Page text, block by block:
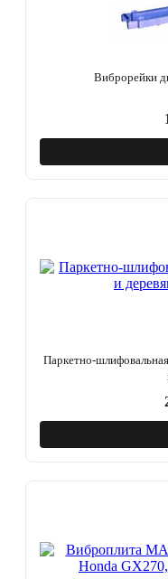
Виброрейки
Паркетно-